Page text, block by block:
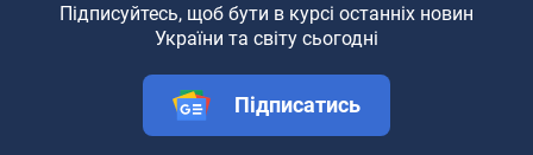
Підписуйтесь, щоб бути в курсі останніх новин
України та світу сьогодні
Підписатись